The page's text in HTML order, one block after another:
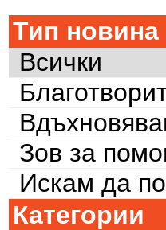
Тип новина
Всички
Зов за
Искам да
Категории